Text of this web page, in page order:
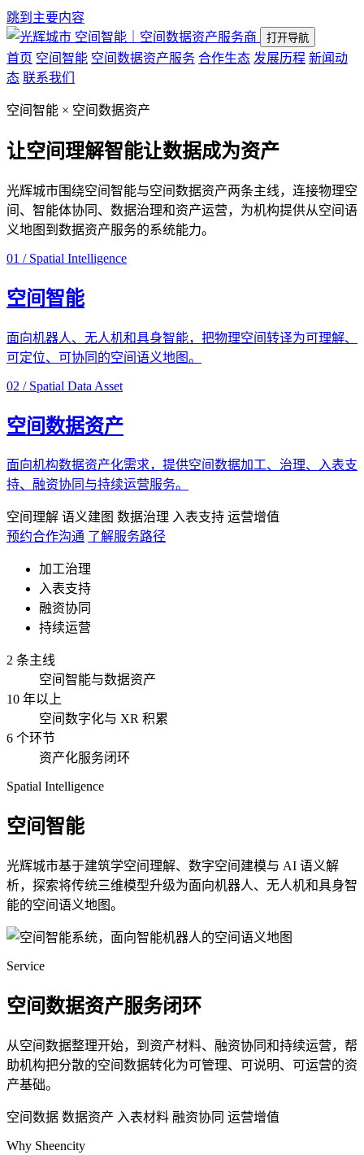
跳到主要内容
空间智能｜空间数据资产服务商
打开导航
首页 空间智能 空间数据资产服务 合作生态 发展历程 新闻动
态 联系我们
空间智能 × 空间数据资产
让空间理解智能让数据成为资产
光辉城市围绕空间智能与空间数据资产两条主线，连接物理空
间、智能体协同、数据治理和资产运营，为机构提供从空间语
义地图到数据资产服务的系统能力。
01 / Spatial Intelligence
空间智能
面向机器人、无人机和具身智能，把物理空间转译为可理解、
可定位、可协同的空间语义地图。
02 / Spatial Data Asset
空间数据资产
面向机构数据资产化需求，提供空间数据加工、治理、入表支
持、融资协同与持续运营服务。
空间理解 语义建图 数据治理 入表支持 运营增值
预约合作沟通 了解服务路径
加工治理
入表支持
融资协同
持续运营
2 条主线
空间智能与数据资产
10 年以上
空间数字化与 XR 积累
6 个环节
资产化服务闭环
Spatial Intelligence
空间智能
光辉城市基于建筑学空间理解、数字空间建模与 AI 语义解
析，探索将传统三维模型升级为面向机器人、无人机和具身智
能的空间语义地图。
Service
空间数据资产服务闭环
从空间数据整理开始，到资产材料、融资协同和持续运营，帮
助机构把分散的空间数据转化为可管理、可说明、可运营的资
产基础。
空间数据 数据资产 入表材料 融资协同 运营增值
Why Sheencity